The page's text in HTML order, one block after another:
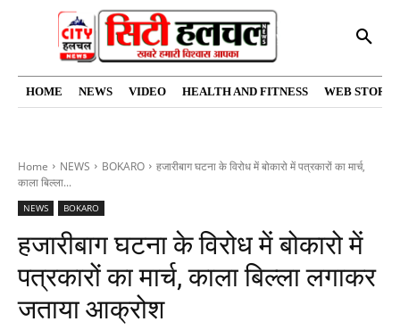
HOME NEWS VIDEO HEALTH AND FITNESS WEB
Home NEWS BOKARO
हजारीबाग घटना के विरोध में बोकारो में पत्रकारों का मार्च,
काला बिल्ला...
NEWS BOKARO
हजारीबाग घटना के विरोध में बोकारो में
पत्रकारों का मार्च, काला बिल्ला लगाकर
जताया आक्रोश